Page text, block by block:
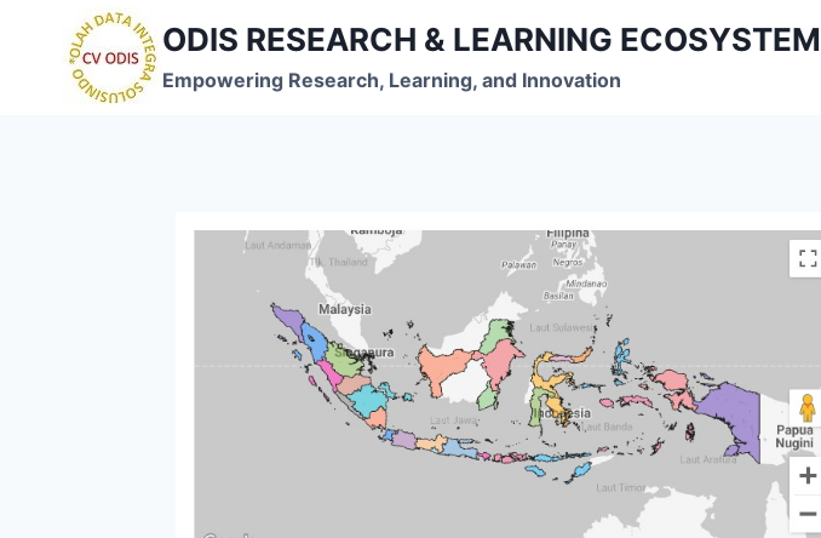
content
ODIS RESEARCH & LEARNING ECOSYSTEM
Empowering Research, Learning, and Innovation